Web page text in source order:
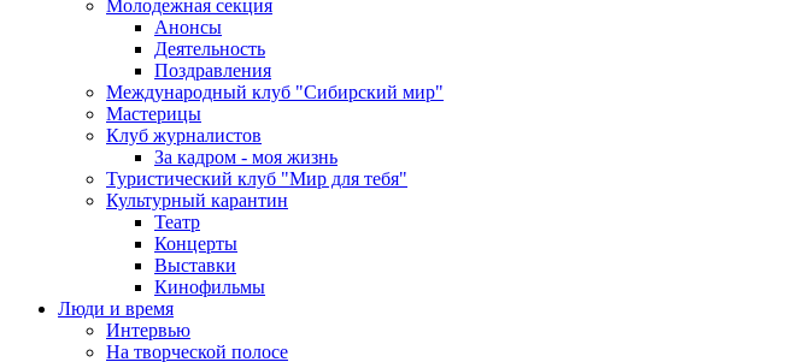
Молодежная секция
Анонсы
Деятельность
Поздравления
Международный клуб "Сибирский мир"
Мастерицы
Клуб журналистов
За кадром - моя жизнь
Туристический клуб "Мир для тебя"
Культурный карантин
Театр
Концерты
Выставки
Кинофильмы
Люди и время
Интервью
На творческой полосе